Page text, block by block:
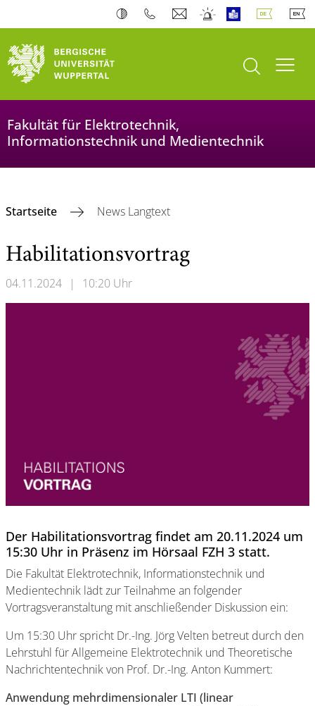
Suche öffnen
Fakultät für Elektrotechnik,
Informationstechnik und Medientechnik
Startseite News Langtext
Habilitationsvortrag
04.11.2024 | 10:20 Uhr
Der Habilitationsvortrag findet am 20.11.2024 um
15:30 Uhr in Präsenz im Hörsaal FZH 3 statt.
Die Fakultät Elektrotechnik, Informationstechnik und
Medientechnik lädt zur Teilnahme an folgender
Vortragsveranstaltung mit anschließender Diskussion ein:
Um 15:30 Uhr spricht Dr.-Ing. Jörg Velten betreut durch den
Lehrstuhl für Allgemeine Elektrotechnik und Theoretische
Nachrichtentechnik von Prof. Dr.-Ing. Anton Kummert:
Anwendung mehrdimensionaler LTI (linear